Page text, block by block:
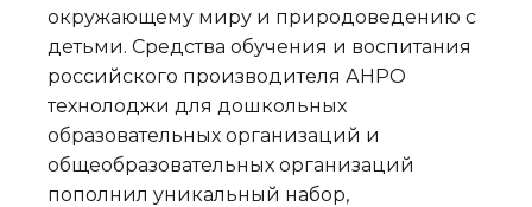
окружающему миру и природоведению с
детьми. Средства обучения и воспитания
российского производителя АНРО
технолоджи для дошкольных
образовательных организаций и
общеобразовательных организаций
пополнил уникальный набор,